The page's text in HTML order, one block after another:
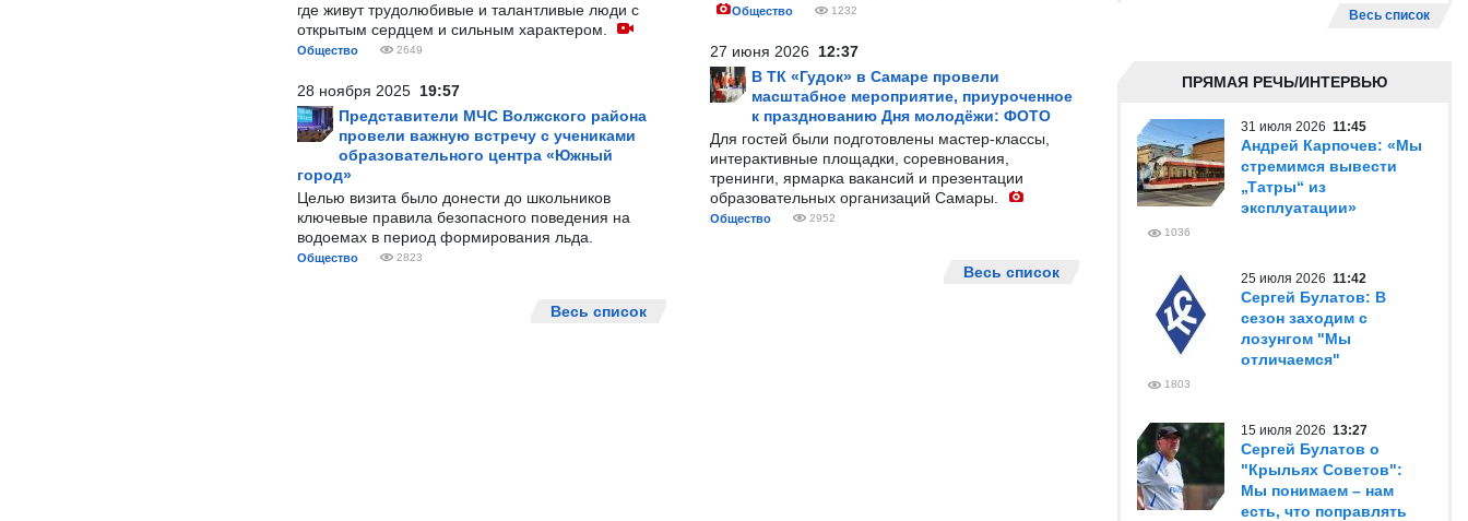
где живут трудолюбивые и талантливые люди с
открытым сердцем и сильным характером.
Общество 2649
28 ноября 2025 19:57
Представители МЧС Волжского района
провели важную встречу с учениками
образовательного центра «Южный
город»
Целью визита было донести до школьников
ключевые правила безопасного поведения на
водоемах в период формирования льда.
Общество 2823
Весь список
Общество 1232
27 июня 2026 12:37
В ТК «Гудок» в Самаре провели
масштабное мероприятие, приуроченное
к празднованию Дня молодёжи: ФОТО
Для гостей были подготовлены мастер-классы,
интерактивные площадки, соревнования,
тренинги, ярмарка вакансий и презентации
образовательных организаций Самары.
Общество 2952
Весь список
Весь список
ПРЯМАЯ РЕЧЬ/ИНТЕРВЬЮ
31 июля 2026 11:45
Андрей Карпочев: «Мы
стремимся вывести
„Татры“ из
эксплуатации»
1036
25 июля 2026 11:42
Сергей Булатов: В
сезон заходим с
лозунгом "Мы
отличаемся"
1803
15 июля 2026 13:27
Сергей Булатов о
"Крыльях Советов":
Мы понимаем – нам
есть, что поправлять